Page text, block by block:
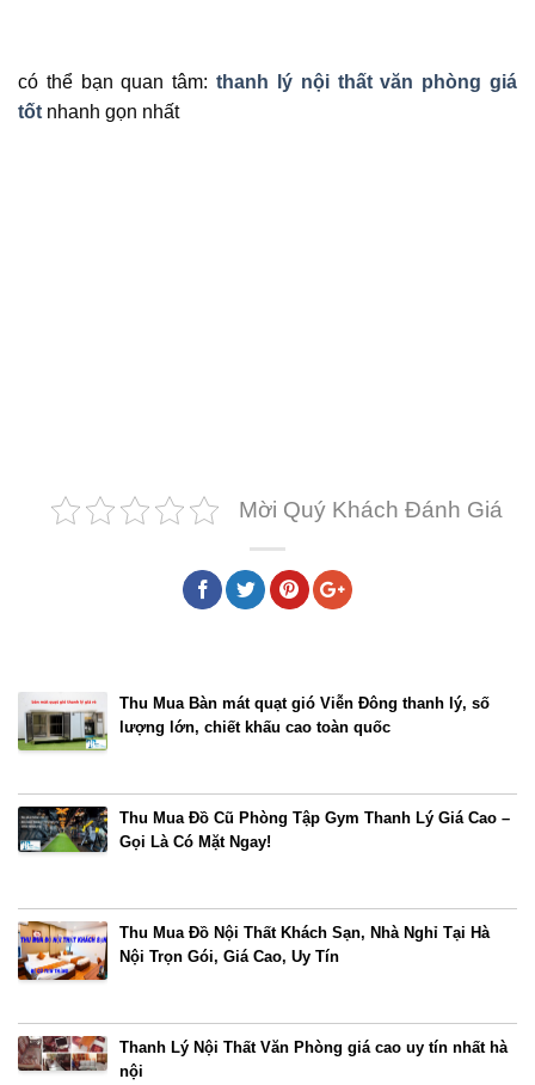
có thể bạn quan tâm:thanh lý nội thất văn phòng giá
tốt nhanh gọn nhất
Mời Quý Khách Đánh Giá
Thu Mua Bàn mát quạt gió Viễn Đông thanh lý, số
lượng lớn, chiết khấu cao toàn quốc
Thu Mua Đồ Cũ Phòng Tập Gym Thanh Lý Giá Cao –
Gọi Là Có Mặt Ngay!
Thu Mua Đồ Nội Thất Khách Sạn, Nhà Nghỉ Tại Hà
Nội Trọn Gói, Giá Cao, Uy Tín
Thanh Lý Nội Thất Văn Phòng giá cao uy tín nhất hà
nội